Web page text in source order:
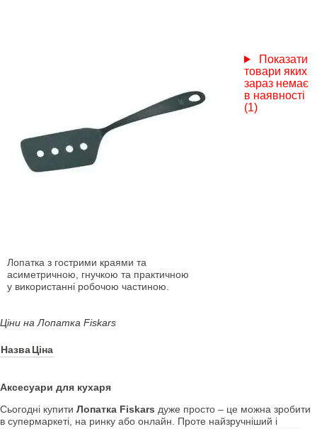
Лопатка з гострими краями та
асиметричною, гнучкою та практичною
у використанні робочою частиною.
Показати
товари яких
зараз немає
в наявності
(1)
Ціни на Лопатка Fiskars
НазваЦіна
Аксесуари для кухаря
Сьогодні купити Лопатка Fiskars дуже просто – це можна зробити
в супермаркеті, на ринку або онлайн. Проте найзручніший і